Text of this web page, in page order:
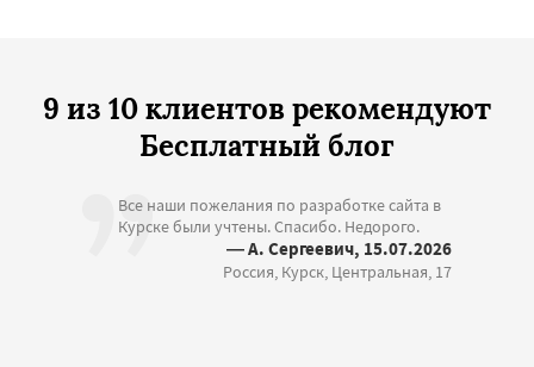
9 из 10 клиентов рекомендуют
Бесплатный блог
Все наши пожелания по разработке сайта в
Курске были учтены. Спасибо. Недорого.
— А. Сергеевич, 15.07.2026
Россия, Курск, Центральная, 17